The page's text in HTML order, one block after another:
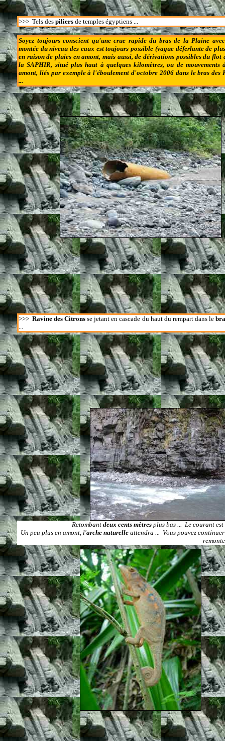
>>> Tels des piliers de temples égyptiens ...
Soyez toujours conscient qu'une crue rapide du bras de la Plaine
montée du niveau des eaux est toujours possible (vague déferlante de
en raison de pluies en amont, mais aussi, de dérivations possibles du flot
la SAPHIR, situé plus haut à quelques kilomètres, ou de mouvements
amont, liés par exemple à l'éboulement d'octobre 2006 dans le bras des
...
>>>Ravine des Citrons se jetant en cascade du haut du rempart dans le
...
Retombantdeux cents mètres plus bas ... Le courant
Un peu plus en amont, l'arche naturelle attendra ... Vous pouvez